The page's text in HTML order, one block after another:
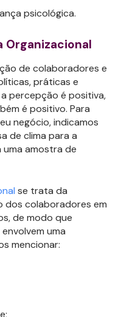
psicológica.
Organizacional
de colaboradores e
práticas e
percepção é positiva,
é positivo. Para
negócio, indicamos
de clima para a
amostra de
se trata da
dos colaboradores em
de modo que
uma
mencionar: